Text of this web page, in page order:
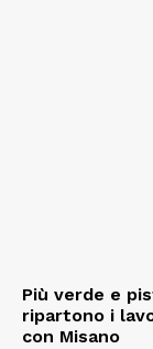
Più verde e
ripartono i
con Misano